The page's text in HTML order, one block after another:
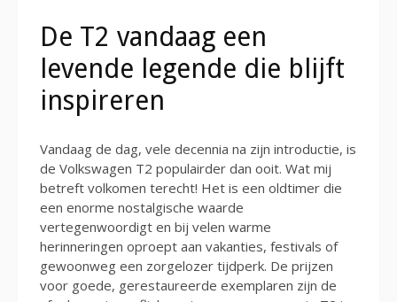
De T2 vandaag een
levende legende die blijft
inspireren
Vandaag de dag, vele decennia na zijn introductie, is
de Volkswagen T2 populairder dan ooit. Wat mij
betreft volkomen terecht! Het is een oldtimer die
een enorme nostalgische waarde
vertegenwoordigt en bij velen warme
herinneringen oproept aan vakanties, festivals of
gewoonweg een zorgelozer tijdperk. De prijzen
voor goede, gerestaureerde exemplaren zijn de